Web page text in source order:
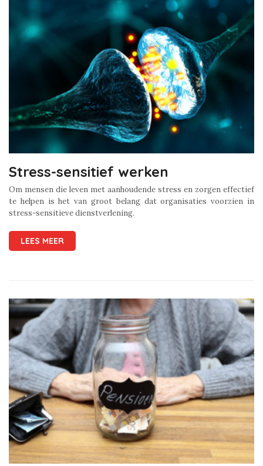
Stress-sensitief werken
Om mensen die leven met aanhoudende stress en zorgen effectief
te helpen is het van groot belang dat organisaties voorzien in
stress-sensitieve dienstverlening.
LEES MEER